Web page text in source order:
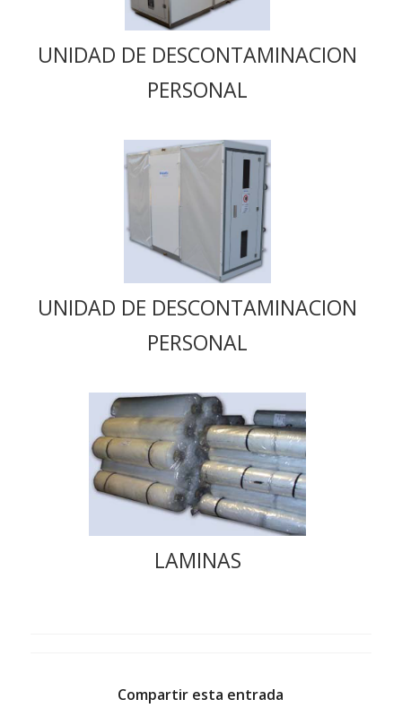
UNIDAD DE DESCONTAMINACION
PERSONAL
UNIDAD DE DESCONTAMINACION
PERSONAL
LAMINAS
Compartir esta entrada